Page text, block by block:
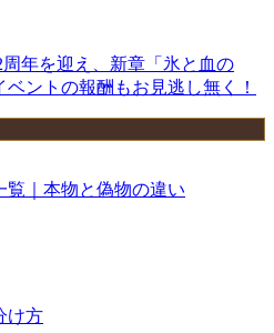
周年を迎え、新章「氷と血の
ントの報酬もお見逃し無く！
覧｜本物と偽物の違い
け方